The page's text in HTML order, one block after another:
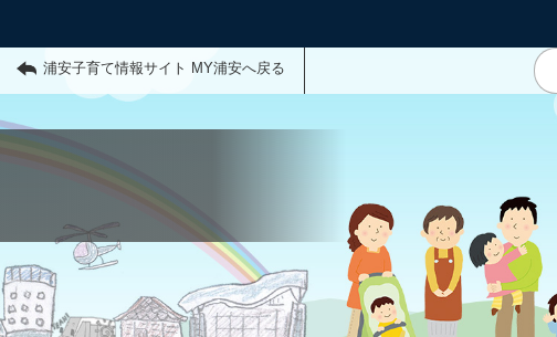
浦安子育て情報サイト MY浦安へ戻る